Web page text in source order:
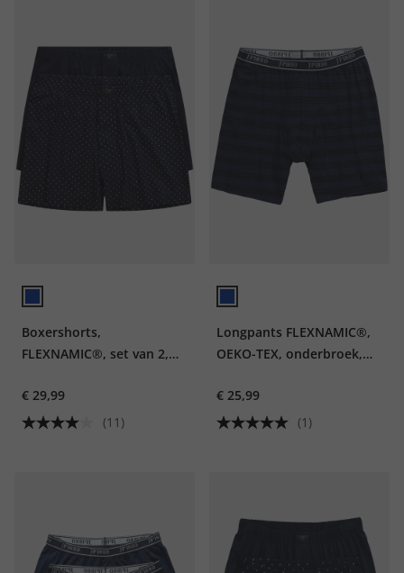
Boxershorts,
FLEXNAMIC®, set van 2,
€ 29,99
(11)
Longpants FLEXNAMIC®,
OEKO-TEX, onderbroek,
€ 25,99
(1)